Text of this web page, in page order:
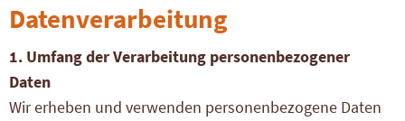
Datenverarbeitung
1. Umfang der Verarbeitung personenbezogener
Daten
Wir erheben und verwenden personenbezogene Daten